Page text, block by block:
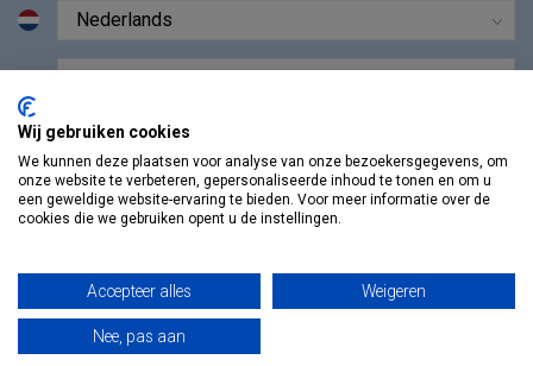
© Copyright 2026 Vosmedisch.nl - A. Vos en Zoons B.V.
Wij gebruiken cookies
We kunnen deze plaatsen voor analyse van onze bezoekersgegevens, om
onze website te verbeteren, gepersonaliseerde inhoud te tonen en om u
een geweldige website-ervaring te bieden. Voor meer informatie over de
cookies die we gebruiken opent u de instellingen.
Accepteer alles Weigeren
Nee, pas aan